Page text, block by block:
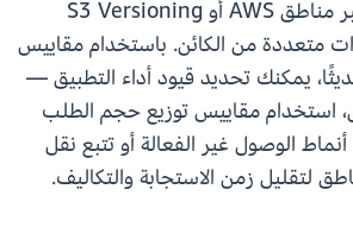
لنسخ البيانات عبر مناطق AWS أو S3 Versioning
متعددة من الكائن. باستخدام مقاييس
يمكنك تحديد قيود أداء التطبيق —
استخدام مقاييس توزيع حجم الطلب
الوصول غير الفعالة أو تتبع نقل
لتقليل زمن الاستجابة والتكاليف.